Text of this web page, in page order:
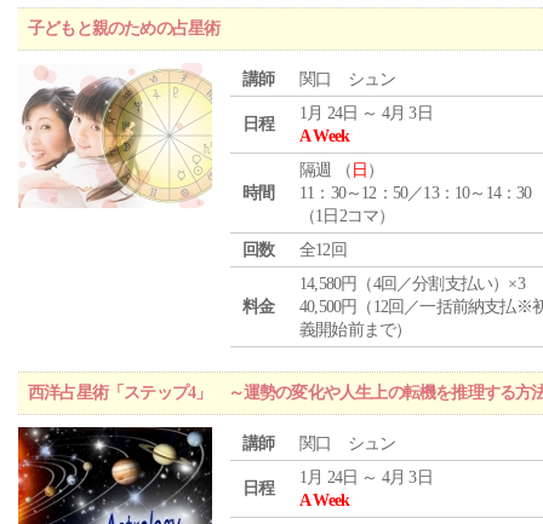
子どもと親のための占星術
講師 関口 シュン
日程
1月 24日 ～ 4月 3日
A Week
時間
隔週 （ 日 ）
11：30～12：50／13：10～14：30
（1日2コマ）
回数
全12回
料金
14,580円（4回／分割支払い）×3
40,500円（12回／一括前納支払※
義開始前まで）
西洋占星術「ステップ4」 ～運勢の変化や人生上の転機を推理する方
講師 関口 シュン
日程
1月 24日 ～ 4月 3日
A Week